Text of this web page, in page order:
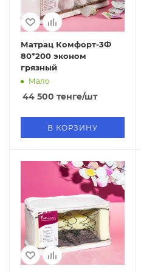
Матрац Комфорт-3Ф
80*200 эконом
грязный
Мало
44 500 тенге/шт
В КОРЗИНУ